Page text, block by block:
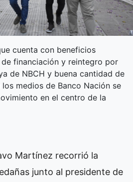
cuenta con beneficios
financiación y reintegro por
de NBCH y buena cantidad de
medios de Banco Nación se
en el centro de la
Martínez recorrió la
junto al presidente de